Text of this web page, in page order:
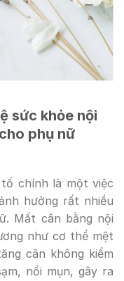
sức khỏe nội
phụ nữ
chính là một việc
hưởng rất nhiều
Mất cân bằng nội
như cơ thể mệt
cân không kiểm
nổi mụn, gây ra